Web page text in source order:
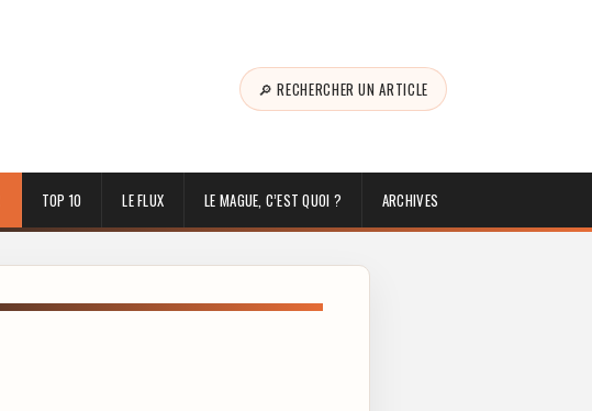
🔎 RECHERCHER UN ARTICLE
TOP 10 LE FLUX LE MAGUE, C’EST QUOI ? ARCHIVES